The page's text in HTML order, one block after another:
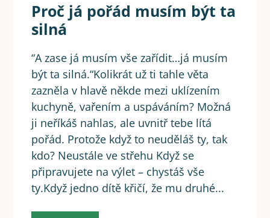
Proč já pořád musím být ta
silná
“A zase já musím vše zařídit…já musím
být ta silná.“Kolikrát už ti tahle věta
zazněla v hlavě někde mezi uklízením
kuchyně, vařením a uspáváním? Možná
ji neříkáš nahlas, ale uvnitř tebe lítá
pořád. Protože když to neuděláš ty, tak
kdo? Neustále ve střehu Když se
připravujete na výlet – chystáš vše
ty.Když jedno dítě křičí, že mu druhé...